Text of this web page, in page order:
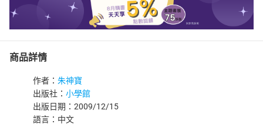
商品詳情
作者： 朱神寶
出版社： 小學館
出版日期：2009/12/15
語言：中文